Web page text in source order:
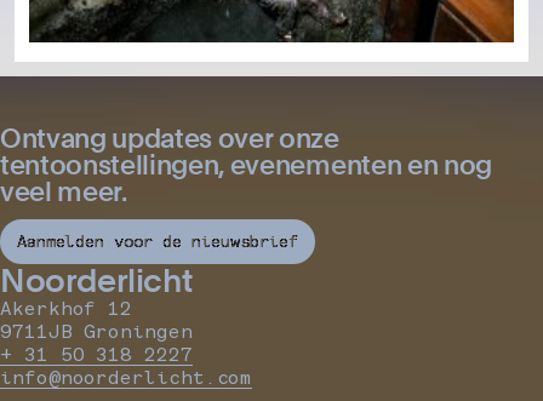
Ontvang updates over onze
tentoonstellingen, evenementen en nog
veel meer.
Aanmelden voor de nieuwsbrief
Noorderlicht
Akerkhof 12
9711JB Groningen
+ 31 50 318 2227
info@noorderlicht.com